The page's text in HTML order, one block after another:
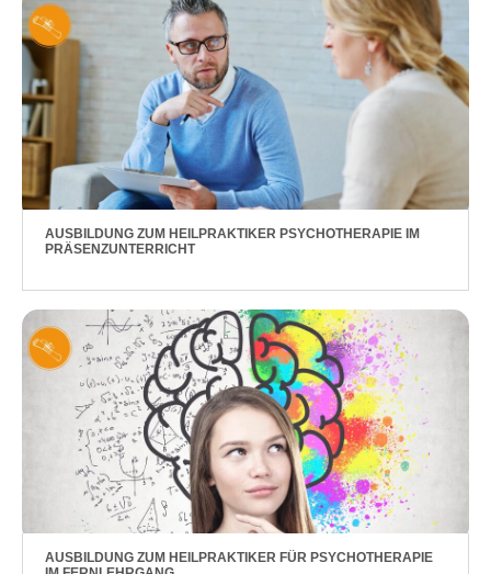
AUSBILDUNG ZUM HEILPRAKTIKER PSYCHOTHERAPIE IM
PRÄSENZUNTERRICHT
AUSBILDUNG ZUM HEILPRAKTIKER FÜR PSYCHOTHERAPIE